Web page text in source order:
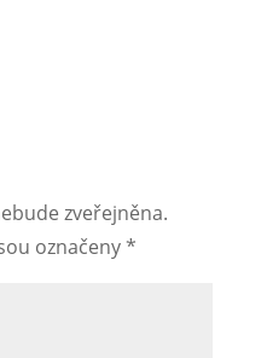
zveřejněna.
označeny*